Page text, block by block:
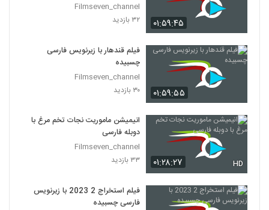
۰۱:۵۹:۴۵
Filmseven_channel
۳۲ بازدید
۰۱:۵۹:۵۵
فیلم قندهار با زیرنویس فارسی
چسبیده
Filmseven_channel
۳۰ بازدید
۰۱:۲۸:۲۷ HD
انیمیشن ماموریت نجات تخم مرغ با
دوبله فارسی
Filmseven_channel
۳۳ بازدید
فیلم استخراج 2 2023 با زیرنویس
فارسی چسبیده